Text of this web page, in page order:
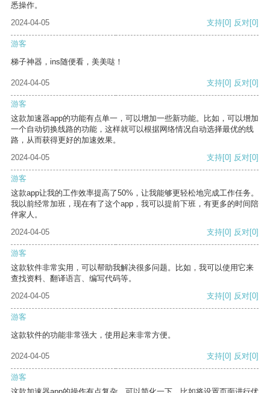
悉操作。
2024-04-05
支持[0] 反对[0]
游客
梯子神器，ins随便看，美美哒！
2024-04-05 支持[0] 反对[0]
游客
这款加速器app的功能有点单一，可以增加一些新功能。比如，可以增加
一个自动切换线路的功能，这样就可以根据网络情况自动选择最优的线
路，从而获得更好的加速效果。
2024-04-05
支持[0] 反对[0]
游客
这款app让我的工作效率提高了50%，让我能够更轻松地完成工作任务。
我以前经常加班，现在有了这个app，我可以提前下班，有更多的时间陪
伴家人。
2024-04-05
支持[0] 反对[0]
游客
这款软件非常实用，可以帮助我解决很多问题。比如，我可以使用它来
查找资料、翻译语言、编写代码等。
2024-04-05
支持[0] 反对[0]
游客
这款软件的功能非常强大，使用起来非常方便。
2024-04-05 支持[0] 反对[0]
游客